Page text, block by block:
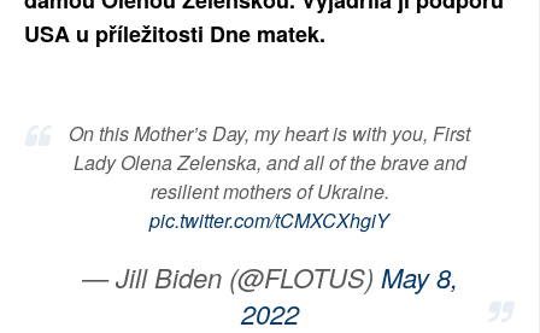
USA u příležitosti Dne matek.
On this Mother’s Day, my heart is with you, First
Lady Olena Zelenska, and all of the brave and
resilient mothers of Ukraine.
pic.twitter.com/tCMXCXhgiY
— Jill Biden (@FLOTUS) May 8,
2022